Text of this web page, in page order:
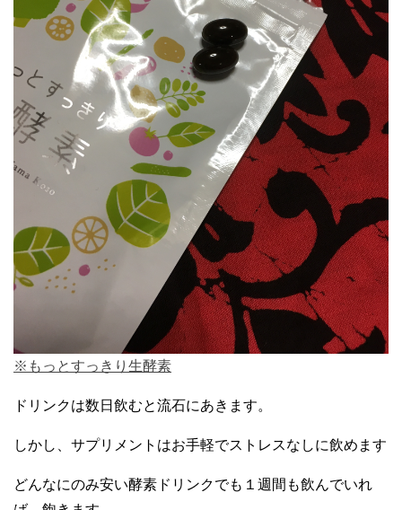
※もっとすっきり生酵素
ドリンクは数日飲むと流石にあきます。
しかし、サプリメントはお手軽でストレスなしに飲めます
どんなにのみ安い酵素ドリンクでも１週間も飲んでいれ